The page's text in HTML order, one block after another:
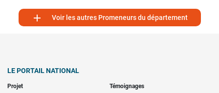
 Voir les autres Promeneurs du département
LE PORTAIL NATIONAL
Projet Témoignages